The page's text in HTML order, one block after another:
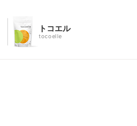
トコエル
tocoelle